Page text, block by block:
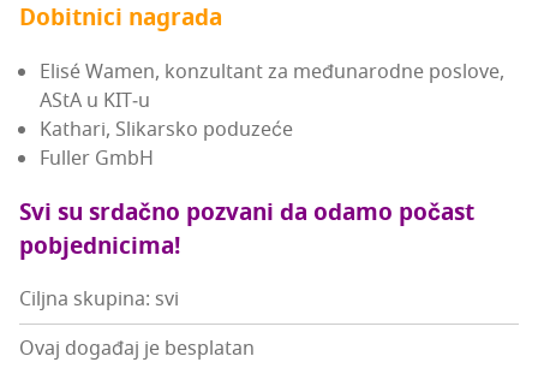
Dobit­ni­ci nagrada
Elisé Wamen, kon­zul­tant za među­na­rod­ne pos­lo­ve,
AStA u KIT‑u
Kat­ha­ri, Sli­kar­sko poduzeće
Ful­ler GmbH
Svi su srdač­no pozva­ni da oda­mo počast
pobjednicima!
Ciljna skupina: svi
Ovaj događaj je besplatan